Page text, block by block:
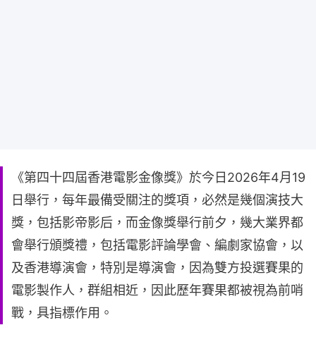
《第四十四屆香港電影金像獎》於今日2026年4月19
日舉行，每年最備受關注的獎項，必然是幾個演技大
獎，包括影帝影后，而金像獎舉行前夕，幾大業界都
會舉行頒獎禮，包括電影評論學會、編劇家協會，以
及香港導演會，特別是導演會，因為雙方投選賽果的
電影製作人，群組相近，因此歷年賽果都被視為前哨
戰，具指標作用。